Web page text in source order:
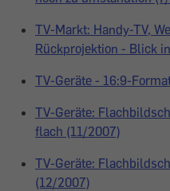
TV-Markt: Handy-TV,
Rückprojektion - Blick
TV-Geräte - 16:9-
TV-Geräte:
flach (11/2007)
TV-Geräte:
(12/2007)